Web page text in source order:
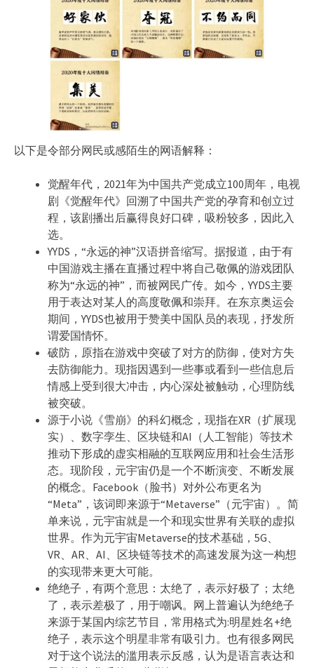
以下是令部分网民或感陌生的网语解释：
觉醒年代，2021年为中国共产党成立100周年，电视
剧《觉醒年代》回溯了中国共产党的孕育和创立过
程，该剧播出后赢得良好口碑，吸粉较多，因此入
选。
YYDS，“永远的神”汉语拼音缩写。据报道，由于有
中国游戏主播在直播过程中将自己敬佩的游戏团队
称为“永远的神”，而被网民广传。如今，YYDS主要
用于表达对某人的高度敬佩和崇拜。在东京奥运会
期间，YYDS也被用于赞美中国队员的表现，抒发所
谓爱国情怀。
破防，原指在游戏中突破了对方的防御，使对方失
去防御能力。现指因遇到一些事或看到一些信息后
情感上受到很大冲击，内心深处被触动，心理防线
被突破。
源于小说《雪崩》的科幻概念，现指在XR（扩展现
实）、数字孪生、区块链和AI（人工智能）等技术
推动下形成的虚实相融的互联网应用和社会生活形
态。现阶段，元宇宙仍是一个不断演变、不断发展
的概念。Facebook（脸书）对外公布更名为
“Meta”，该词即来源于“Metaverse”（元宇宙）。简
单来说，元宇宙就是一个和现实世界有关联的虚拟
世界。作为元宇宙Metaverse的技术基础，5G、
VR、AR、AI、区块链等技术的高速发展为这一构想
的实现带来更大可能。
绝绝子，有两个意思：太绝了，表示好极了；太绝
了，表示差极了，用于嘲讽。网上普遍认为绝绝子
来源于某国内综艺节目，常用格式为:明星姓名+绝
绝子，表示这个明星非常有吸引力。也有很多网民
对于这个说法的滥用表示反感，认为是语言表达和